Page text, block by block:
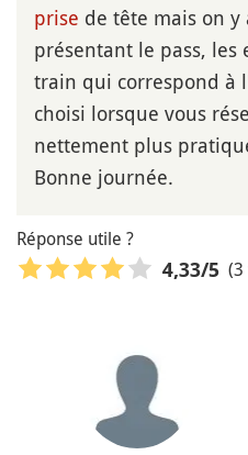
prise de tête mais on y
présentant le pass, les
train qui correspond à
choisi lorsque vous
nettement plus
Bonne journée.
Réponse utile ?
4,33/5 (3